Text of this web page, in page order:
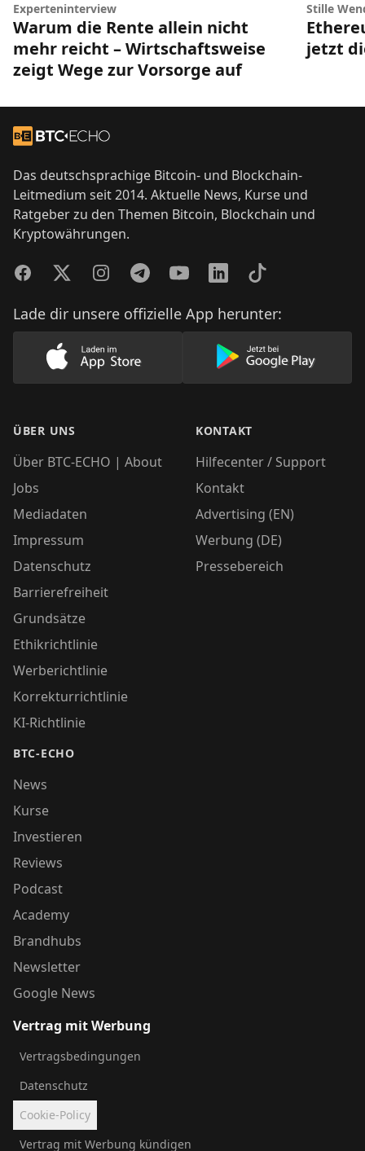
Experteninterview
Warum die Rente allein nicht
mehr reicht – Wirtschaftsweise
zeigt Wege zur Vorsorge auf
Stille
jetzt
Zur Startseite
Das deutschsprachige Bitcoin- und Blockchain-
Leitmedium seit 2014. Aktuelle News, Kurse und
Ratgeber zu den Themen Bitcoin, Blockchain und
Kryptowährungen.
FacebookTwitterInstagramTelegramYouTubeLinkedInTikTok
Lade dir unsere offizielle App herunter:
Lade unsere App im AppStore herunter
Lade unsere
ÜBER UNS
Über BTC-ECHO | About
Jobs
Mediadaten
Impressum
Datenschutz
Barrierefreiheit
Grundsätze
Ethikrichtlinie
Werberichtlinie
Korrekturrichtlinie
KI-Richtlinie
BTC-ECHO
News
Kurse
Investieren
Reviews
Podcast
Academy
Brandhubs
Newsletter
Google News
KONTAKT
Hilfecenter / Support
Kontakt
Advertising (EN)
Werbung (DE)
Pressebereich
Vertrag mit Werbung
Vertragsbedingungen
Datenschutz
Cookie-Policy
Vertrag mit Werbung kündigen